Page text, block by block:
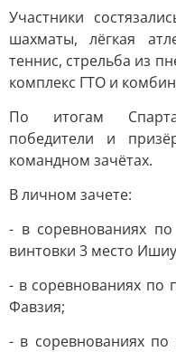
Участники
шахматы, лёгкая
теннис, стрельба из
комплекс ГТО и
По итогам
победители и
командном зачётах.
В личном зачете:
- в соревнованиях
винтовки 3 место
- в соревнованиях по
Фавзия;
- в соревнованиях по